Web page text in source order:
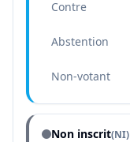
Contre
Abstention
Non-votant
Non inscrit(NI)